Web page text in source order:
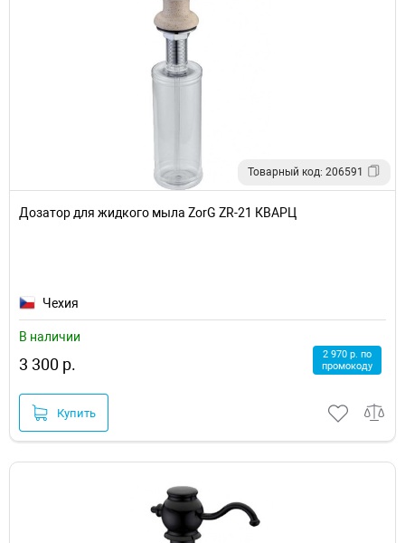
Товарный код: 206591
Дозатор для жидкого мыла ZorG ZR-21 КВАРЦ
Чехия
В наличии
3 300 р.
2 970 р. по
промокоду
Купить